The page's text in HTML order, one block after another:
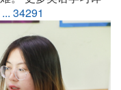
34291